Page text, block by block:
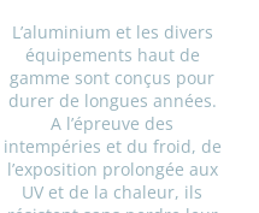
L’aluminium et les divers
équipements haut de
gamme sont conçus pour
durer de longues années.
A l’épreuve des
intempéries et du froid, de
l’exposition prolongée aux
UV et de la chaleur, ils